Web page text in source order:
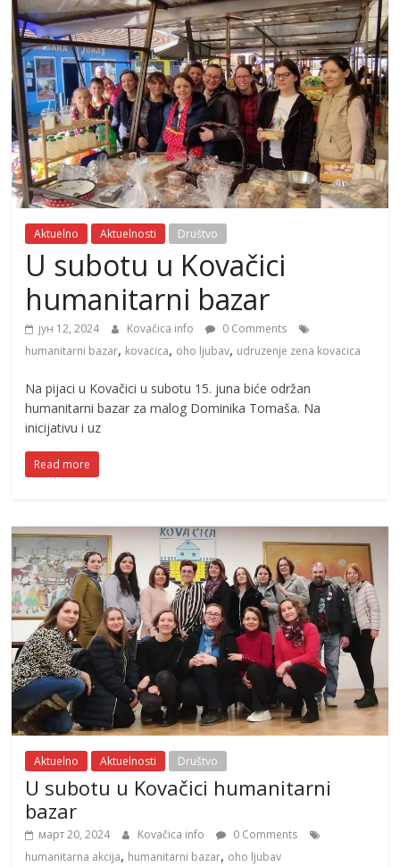
Aktuelno Aktuelnosti Društvo
U subotu u Kovačici
humanitarni bazar
јун 12, 2024 Kovačica info
0 Comments
humanitarni bazar, kovacica, oho ljubav, udruzenje zena kovacica
Na pijaci u Kovačici u subotu 15. juna biće održan
humanitarni bazar za malog Dominika Tomaša. Na
inicijativu i uz
Read more
Aktuelno Aktuelnosti Društvo
U subotu u Kovačici humanitarni
bazar
март 20, 2024 Kovačica info
0 Comments
humanitarna akcija, humanitarni bazar, oho ljubav